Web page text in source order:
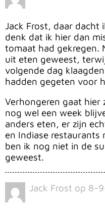
Jack Frost, daar dacht
denk dat ik hier dan
tomaat had gekregen.
uit eten geweest,
volgende dag
hadden gegeten voor
Verhongeren gaat hier
nog wel een week
anders eten, er zijn
en Indiase restaurants
ben ik nog niet in de
geweest.
Jack Frost op 8-